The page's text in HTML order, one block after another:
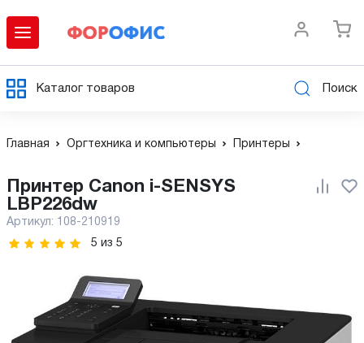
Каталог товаров Поиск
Главная Оргтехника и компьютеры Принтеры
LBP226dw
Артикул: 108-210919
5 из 5